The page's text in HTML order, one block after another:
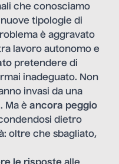
che conosciamo
tipologie di
è aggravato
lavoro autonomo e
pretendere di
inadeguato. Non
invasi da una
Ma è ancora peggio
dietro
oltre che sbagliato,